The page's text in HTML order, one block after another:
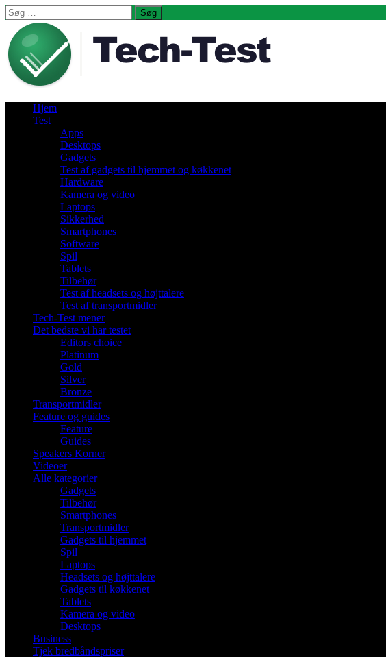
Søg
efter:
Hjem
Test
Apps
Desktops
Gadgets
Test af gadgets til hjemmet og køkkenet
Hardware
Kamera og video
Laptops
Sikkerhed
Smartphones
Software
Spil
Tablets
Tilbehør
Test af headsets og højttalere
Test af transportmidler
Tech-Test mener
Det bedste vi har testet
Editors choice
Platinum
Gold
Silver
Bronze
Transportmidler
Feature og guides
Feature
Guides
Speakers Korner
Videoer
Alle kategorier
Gadgets
Tilbehør
Smartphones
Transportmidler
Gadgets til hjemmet
Spil
Laptops
Headsets og højttalere
Gadgets til køkkenet
Tablets
Kamera og video
Desktops
Business
Tjek bredbåndspriser